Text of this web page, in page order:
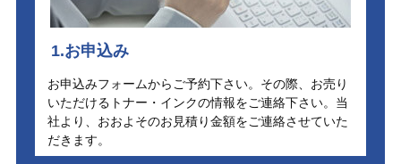
1.お申込み
お申込みフォームからご予約下さい。その際、お売り
いただけるトナー・インクの情報をご連絡下さい。当
社より、おおよそのお見積り金額をご連絡させていた
だきます。